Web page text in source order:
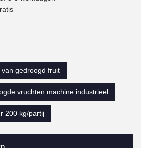
gedroogd fruit
vruchten machine industrieel
200 kg/partij